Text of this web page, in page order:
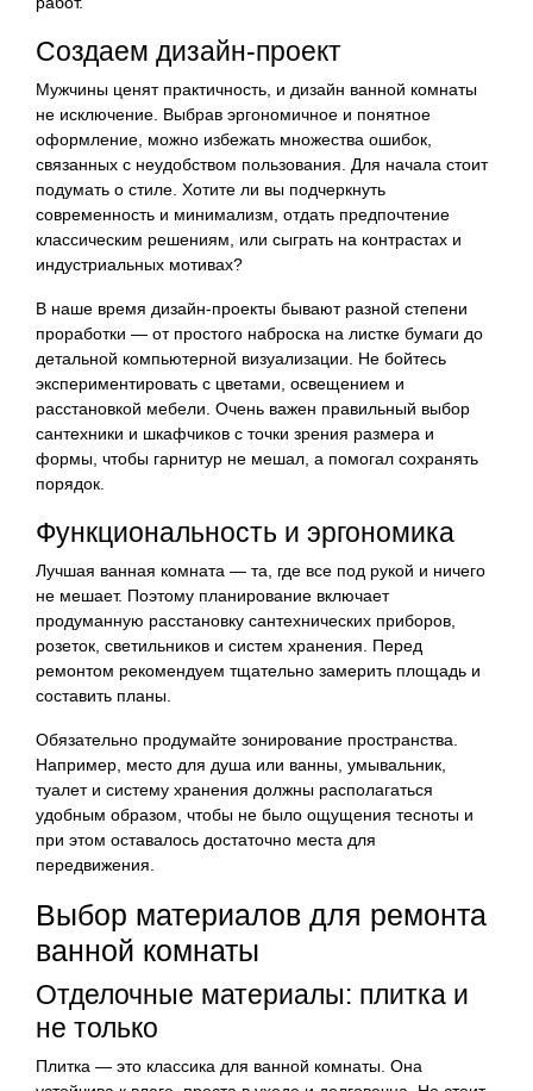
Создаем дизайн-проект
Мужчины ценят практичность, и дизайн ванной комнаты
не исключение. Выбрав эргономичное и понятное
оформление, можно избежать множества ошибок,
связанных с неудобством пользования. Для начала стоит
подумать о стиле. Хотите ли вы подчеркнуть
современность и минимализм, отдать предпочтение
классическим решениям, или сыграть на контрастах и
индустриальных мотивах?
В наше время дизайн-проекты бывают разной степени
проработки — от простого наброска на листке бумаги до
детальной компьютерной визуализации. Не бойтесь
экспериментировать с цветами, освещением и
расстановкой мебели. Очень важен правильный выбор
сантехники и шкафчиков с точки зрения размера и
формы, чтобы гарнитур не мешал, а помогал сохранять
порядок.
Функциональность и эргономика
Лучшая ванная комната — та, где все под рукой и ничего
не мешает. Поэтому планирование включает
продуманную расстановку сантехнических приборов,
розеток, светильников и систем хранения. Перед
ремонтом рекомендуем тщательно замерить площадь и
составить планы.
Обязательно продумайте зонирование пространства.
Например, место для душа или ванны, умывальник,
туалет и систему хранения должны располагаться
удобным образом, чтобы не было ощущения тесноты и
при этом оставалось достаточно места для
передвижения.
Выбор материалов для ремонта
ванной комнаты
Отделочные материалы: плитка и
не только
Плитка — это классика для ванной комнаты. Она